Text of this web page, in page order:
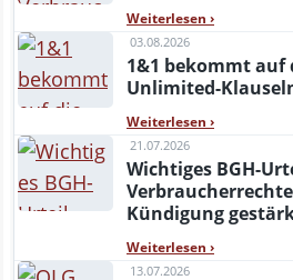
Weiterlesen ›
03.08.2026
1&1 bekommt auf
Unlimited-
Weiterlesen ›
21.07.2026
Wichtiges BGH-
Kündigung
Weiterlesen ›
13.07.2026